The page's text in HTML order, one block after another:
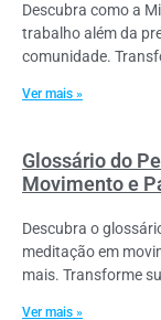
Descubra como a
trabalho além da
comunidade.
Ver mais »
Glossário do
Movimento e
Descubra o
meditação em
mais. Transforme
Ver mais »